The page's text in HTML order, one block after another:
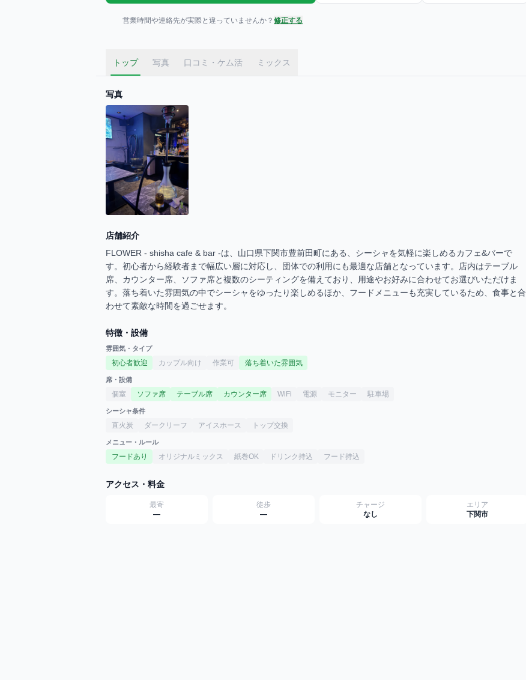
営業時間や連絡先が実際と違っていませんか？ 修正する
トップ 写真 口コミ・ケム活 ミックス
写真
店舗紹介
FLOWER - shisha cafe & bar -は、山口県下関市豊前田町にある、シーシャを気軽に楽しめるカフェ&バーで
す。初心者から経験者まで幅広い層に対応し、団体での利用にも最適な店舗となっています。店内はテーブル
席、カウンター席、ソファ席と複数のシーティングを備えており、用途やお好みに合わせてお選びいただけま
す。落ち着いた雰囲気の中でシーシャをゆったり楽しめるほか、フードメニューも充実しているため、食事と合
わせて素敵な時間を過ごせます。
特徴・設備
雰囲気・タイプ
初心者歓迎 カップル向け 作業可 落ち着いた雰囲気
席・設備
個室 ソファ席 テーブル席 カウンター席 WiFi 電源 モニター 駐車場
シーシャ条件
直火炭 ダークリーフ アイスホース トップ交換
メニュー・ルール
フードあり オリジナルミックス 紙巻OK ドリンク持込 フード持込
アクセス・料金
最寄
—
徒歩
—
チャージ
なし
エリア
下関市